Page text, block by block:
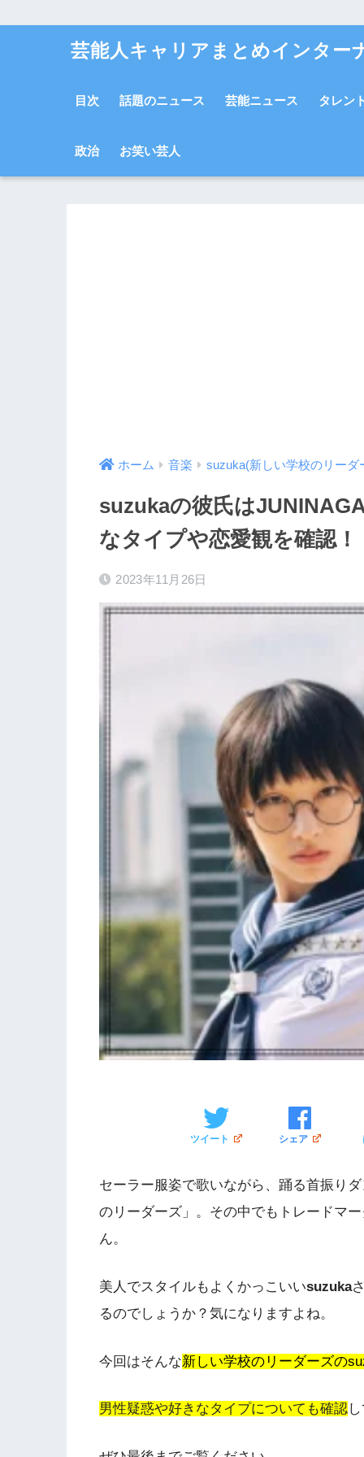
芸能人キャリアまとめインター
目次 話題のニュース 芸能ニュース タレン
政治 お笑い芸人
ホーム 音楽 suzuka(新しい学校のリーダ
suzukaの彼氏は
なタイプや恋愛観を確認
2023年11月26日
ツイート シェア
セーラー服姿で歌いながら、踊る首振り
のリーダーズ」。その中でもトレードマ
ん。
美人でスタイルもよくかっこいいsuzuka
るのでしょうか？気になりますよね。
今回はそんな新しい学校のリーダーズの
男性疑惑や好きなタイプについても確認